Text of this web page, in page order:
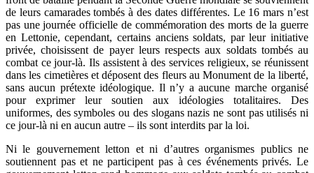
de leurs camarades tombés à des dates différentes. Le 16 mars n’est
pas une journée officielle de commémoration des morts de la guerre
en Lettonie, cependant, certains anciens soldats, par leur initiative
privée, choisissent de payer leurs respects aux soldats tombés au
combat ce jour-là. Ils assistent à des services religieux, se réunissent
dans les cimetières et déposent des fleurs au Monument de la liberté,
sans aucun prétexte idéologique. Il n’y a aucune marche organisé
pour exprimer leur soutien aux idéologies totalitaires. Des
uniformes, des symboles ou des slogans nazis ne sont pas utilisés ni
ce jour-là ni en aucun autre – ils sont interdits par la loi.
Ni le gouvernement letton et ni d’autres organismes publics ne
soutiennent pas et ne participent pas à ces événements privés. Le